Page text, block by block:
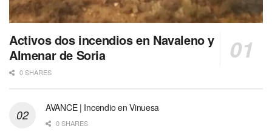
Activos dos incendios en Navaleno y
Almenar de Soria
0 SHARES
AVANCE | Incendio en Vinuesa
0 SHARES